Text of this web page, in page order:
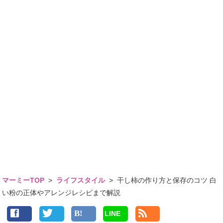
マーミーTOP > ライフスタイル>干し柿の作り方と保存のコツ 白
い粉の正体やアレンジレシピまで解説
LINE